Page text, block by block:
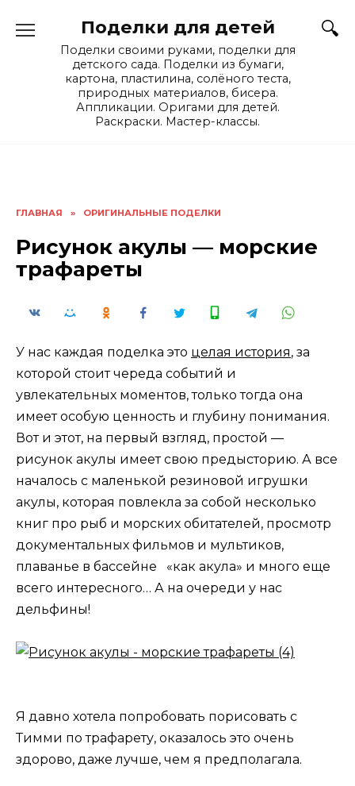
Поделки для детей
Поделки своими руками, поделки для
детского сада. Поделки из бумаги,
картона, пластилина, солёного теста,
природных материалов, бисера.
Аппликации. Оригами для детей.
Раскраски. Мастер-классы.
ГЛАВНАЯ » ОРИГИНАЛЬНЫЕ ПОДЕЛКИ
Рисунок акулы — морские
трафареты
У нас каждая поделка это целая история, за
которой стоит череда событий и
увлекательных моментов, только тогда она
имеет особую ценность и глубину понимания.
Вот и этот, на первый взгляд, простой —
рисунок акулы имеет свою предысторию. А все
началось с маленькой резиновой игрушки
акулы, которая повлекла за собой несколько
книг про рыб и морских обитателей, просмотр
документальных фильмов и мультиков,
плаванье в бассейне «как акула» и много еще
всего интересного… А на очереди у нас
дельфины!
Я давно хотела попробовать порисовать с
Тимми по трафарету, оказалось это очень
здорово, даже лучше, чем я предполагала.